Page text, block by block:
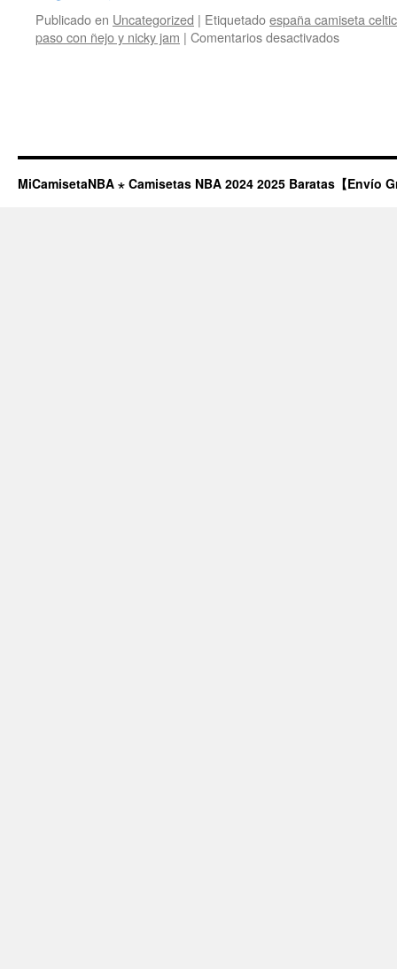
Publicado en Uncategorized | Etiquetadoespaña camiseta
paso con ñejo y nicky jam | Comentarios desactivadosen
MiCamisetaNBA ⋆ Camisetas NBA 2024 2025 Baratas【Envío